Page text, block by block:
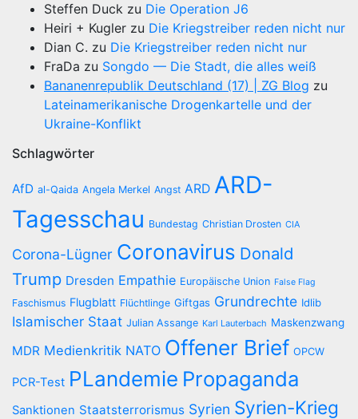
Steffen Duck zu Die Operation J6
Heiri + Kugler zu Die Kriegstreiber reden nicht nur
Dian C. zu Die Kriegstreiber reden nicht nur
FraDa zu Songdo — Die Stadt, die alles weiß
Bananenrepublik Deutschland (17) | ZG Blog zu
Lateinamerikanische Drogenkartelle und der
Ukraine-Konflikt
Schlagwörter
AfD al-Qaida Angela Merkel Angst ARD ARD-
Tagesschau Bundestag Christian Drosten CIA
Corona-Lügner Coronavirus Donald
Trump Dresden Empathie Europäische Union False Flag
Faschismus Flugblatt Flüchtlinge Giftgas Grundrechte Idlib
Islamischer Staat Julian Assange Karl Lauterbach Maskenzwang
MDR Medienkritik NATO Offener Brief OPCW
PCR-Test PLandemie Propaganda
Sanktionen Staatsterrorismus Syrien Syrien-Krieg